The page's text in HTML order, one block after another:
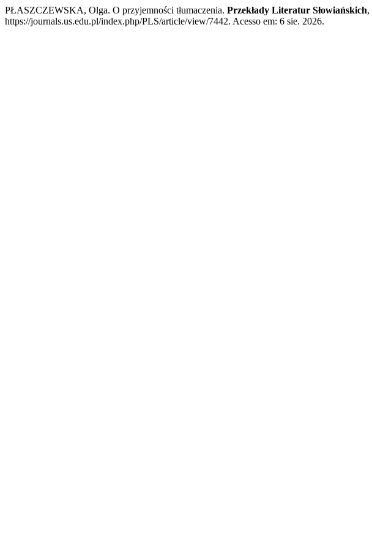
PŁASZCZEWSKA, Olga. O przyjemności tłumaczenia. Przekłady Literatur Słowiańskich,
https://journals.us.edu.pl/index.php/PLS/article/view/7442. Acesso em: 6 sie. 2026.